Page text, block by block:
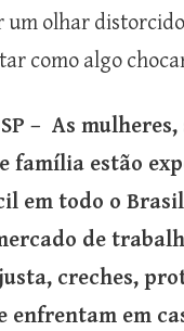
um olhar
como algo
– As
família estão
em todo o
de
creches,
enfrentam em